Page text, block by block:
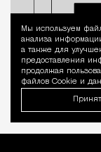
Мы используем
анализа
а также для
предоставления
продолжая
файлов Cookie и